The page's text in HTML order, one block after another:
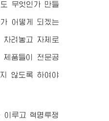
무엇인가 만들
어떻게 되겠는
려놓고 자체로
품들이 전문공
않도록 하여야
루고 혁명투쟁